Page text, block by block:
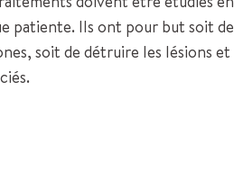
patiente. Ils ont pour but soit de
soit de détruire les lésions et